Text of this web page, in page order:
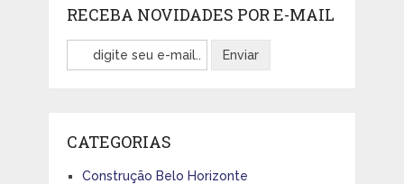
RECEBA NOVIDADES POR E-MAIL
CATEGORIAS
Construção Belo Horizonte